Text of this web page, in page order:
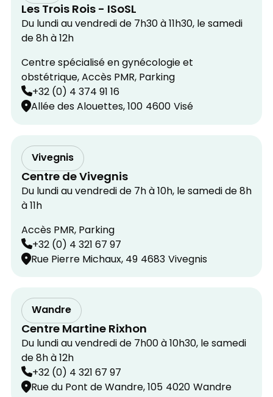
Les Trois Rois - ISoSL
Du lundi au vendredi de 7h30 à 11h30, le samedi
de 8h à 12h
Centre spécialisé en gynécologie et
obstétrique, Accès PMR, Parking
+32 (0) 4 374 91 16
Allée des Alouettes, 100 4600 Visé
Vivegnis
Centre de Vivegnis
Du lundi au vendredi de 7h à 10h, le samedi de 8h
à 11h
Accès PMR, Parking
+32 (0) 4 321 67 97
Rue Pierre Michaux, 49 4683 Vivegnis
Wandre
Centre Martine Rixhon
Du lundi au vendredi de 7h00 à 10h30, le samedi
de 8h à 12h
+32 (0) 4 321 67 97
Rue du Pont de Wandre, 105 4020 Wandre